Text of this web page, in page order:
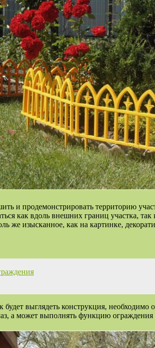
и продемонстрировать территорию
как вдоль внешних границ участка,
же изысканное, как на картинке,
будет выглядеть конструкция,
а может выполнять функцию ограждения